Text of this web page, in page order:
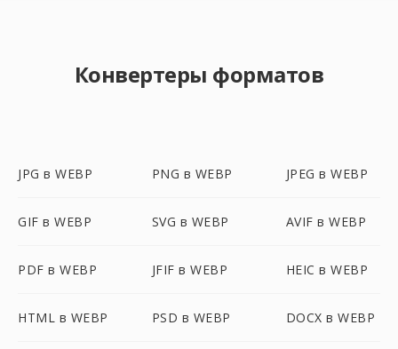
Конвертеры форматов
JPG в WEBP PNG в WEBP JPEG в WEBP
GIF в WEBP SVG в WEBP AVIF в WEBP
PDF в WEBP JFIF в WEBP HEIC в WEBP
HTML в WEBP PSD в WEBP DOCX в WEBP